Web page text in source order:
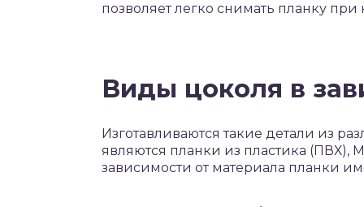
позволяет легко снимать планку
Виды цоколя в
Изготавливаются такие детали из
являются планки из пластика
зависимости от материала планки